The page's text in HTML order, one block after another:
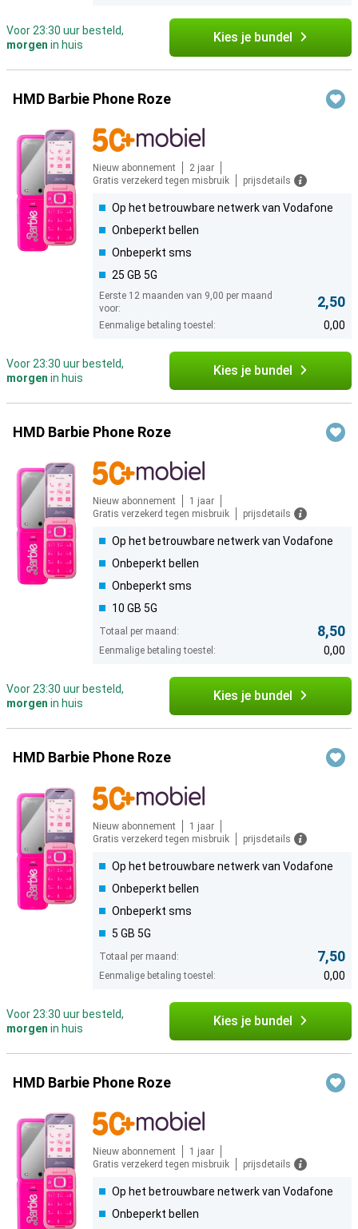
Voor 23:30 uur besteld,
morgen in huis Kies je bundel
HMD Barbie Phone Roze
Nieuw abonnement
2 jaar
Gratis verzekerd tegen misbruik
prijsdetails
Op het betrouwbare netwerk van Vodafone
Onbeperkt bellen
Onbeperkt sms
25 GB 5G
Eerste 12 maanden van 9,00 per maand
voor:
2,50
Eenmalige betaling toestel: 0,00
Voor 23:30 uur besteld,
morgen in huis Kies je bundel
HMD Barbie Phone Roze
Nieuw abonnement
1 jaar
Gratis verzekerd tegen misbruik
prijsdetails
Op het betrouwbare netwerk van Vodafone
Onbeperkt bellen
Onbeperkt sms
10 GB 5G
Totaal per maand: 8,50
Eenmalige betaling toestel: 0,00
Voor 23:30 uur besteld,
morgen in huis Kies je bundel
HMD Barbie Phone Roze
Nieuw abonnement
1 jaar
Gratis verzekerd tegen misbruik
prijsdetails
Op het betrouwbare netwerk van Vodafone
Onbeperkt bellen
Onbeperkt sms
5 GB 5G
Totaal per maand: 7,50
Eenmalige betaling toestel: 0,00
Voor 23:30 uur besteld,
morgen in huis Kies je bundel
HMD Barbie Phone Roze
Nieuw abonnement
1 jaar
Gratis verzekerd tegen misbruik
prijsdetails
Op het betrouwbare netwerk van Vodafone
Onbeperkt bellen